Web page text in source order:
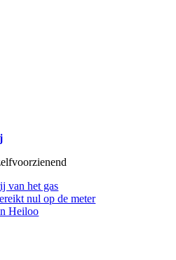
van het gas
nul op de meter
Heiloo